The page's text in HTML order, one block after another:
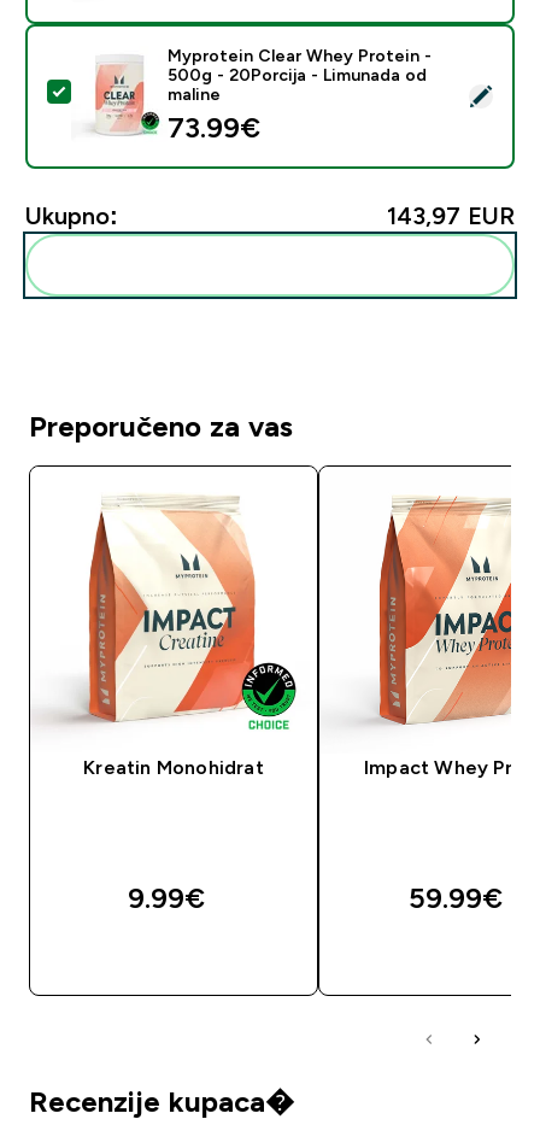
Odaberi ovaj proizvod - Myprotein Clear Whey
Myprotein Clear Whey Protein -
500g - 20Porcija - Limunada od
maline
73.99€‎
Ukupno: 143,97 EUR‎
Preporučeno za vas
Kreatin Monohidrat
9.99€‎
Impact Whey
59.99€‎
Recenzije kupaca�